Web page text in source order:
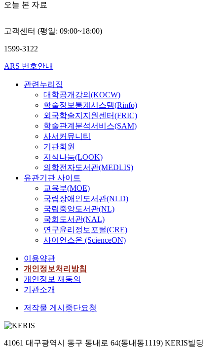
오늘 본 자료
고객센터 (평일: 09:00~18:00)
1599-3122
ARS 번호안내
관련누리집
대학공개강의(KOCW)
학술정보통계시스템(Rinfo)
외국학술지지원센터(FRIC)
학술관계분석서비스(SAM)
사서커뮤니티
기관회원
지식나눔(LOOK)
의학전자도서관(MEDLIS)
유관기관 사이트
교육부(MOE)
국립장애인도서관(NLD)
국립중앙도서관(NL)
국회도서관(NAL)
연구윤리정보포털(CRE)
사이언스온 (ScienceON)
이용약관
개인정보처리방침
개인정보 재동의
기관소개
저작물 게시중단요청
41061 대구광역시 동구 동내로 64(동내동1119) KERIS빌딩